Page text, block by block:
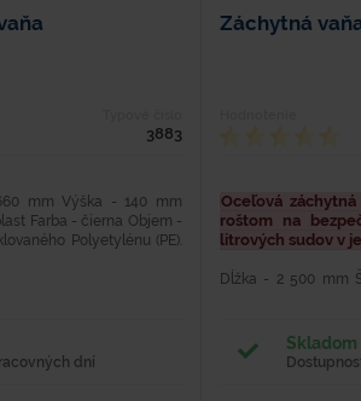
3883
mm Výška - 140 mm
Farba - čierna Objem -
Polyetylénu (PE).
dní
Záchytná
Oceľová
roštom na
litrových sudov v
Dĺžka - 2 500 mm
200 kg Objem - 270 l -
Skladom